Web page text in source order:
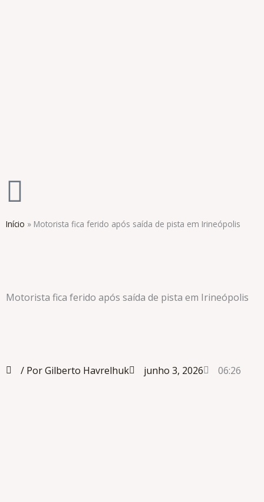
Início » Motorista fica ferido após saída de pista em Irineópolis
Motorista fica ferido após saída de pista em Irineópolis
/ Por Gilberto Havrelhuk junho 3, 2026 06:26